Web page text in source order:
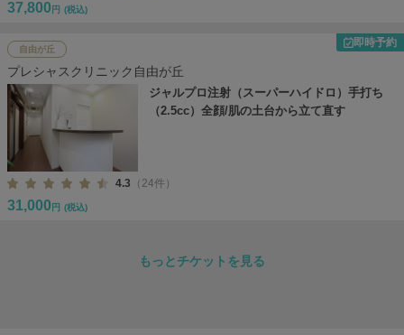
37,800 円 (税込)
自由が丘
即時予約
プレシャスクリニック自由が丘
ジャルプロ注射（スーパーハイドロ）手打ち
（2.5cc）全顔/肌の土台から立て直す
4.3 （24件）
31,000 円 (税込)
もっとチケットを見る